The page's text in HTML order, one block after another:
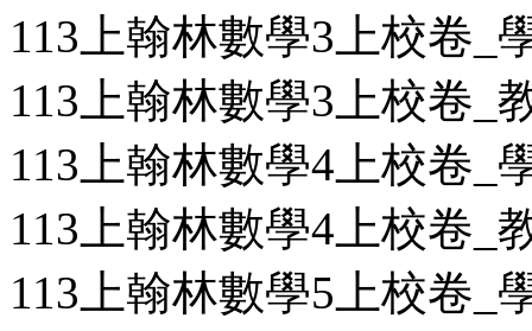
113上翰林數學3上校卷_
113上翰林數學3上校卷_
113上翰林數學4上校卷_
113上翰林數學4上校卷_
113上翰林數學5上校卷_